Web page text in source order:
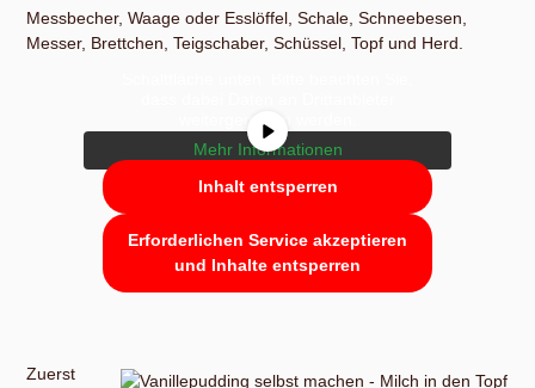
Messbecher, Waage oder Esslöffel, Schale, Schneebesen,
Messer, Brettchen, Teigschaber, Schüssel, Topf und Herd.
Sie sehen gerade einen Platzhalterinhalt
vonYouTube. Um auf den eigentlichen
Inhalt zuzugreifen, klicken Sie auf die
Mehr Informationen
Inhalt entsperren
Erforderlichen Service akzeptieren
und Inhalte entsperren
Zuerst